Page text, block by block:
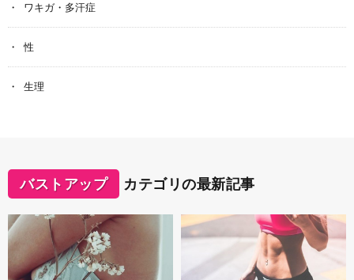
ワキガ・多汗症
性
生理
バストアップ カテゴリの最新記事